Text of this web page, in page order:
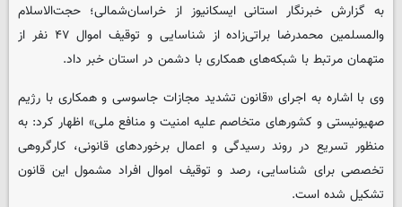
به گزارش خبرنگار استانی ایسکانیوز از خراسان‌شمالی؛ حجت‌الاسلام
والمسلمین محمدرضا براتی‌زاده از شناسایی و توقیف اموال ۴۷ نفر از
متهمان مرتبط با شبکه‌های همکاری با دشمن در استان خبر داد.
وی با اشاره به اجرای «قانون تشدید مجازات جاسوسی و همکاری با رژیم
صهیونیستی و کشورهای متخاصم علیه امنیت و منافع ملی» اظهار کرد: به
منظور تسریع در روند رسیدگی و اعمال برخوردهای قانونی، کارگروهی
تخصصی برای شناسایی، رصد و توقیف اموال افراد مشمول این قانون
تشکیل شده است.